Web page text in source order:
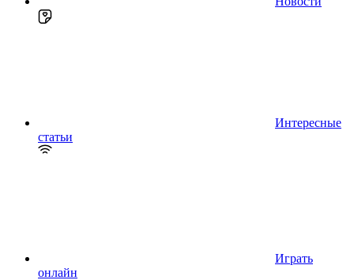
Интересные
статьи
Играть
онлайн